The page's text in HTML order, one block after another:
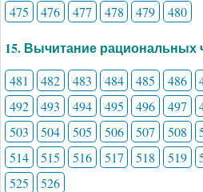
475
476 477 478 479 480
15. Вычитание рациональных
481 482 483 484 485 486
492
493 494 495 496 497
503
504 505 506 507 508
514
515 516 517 518 519
525
526